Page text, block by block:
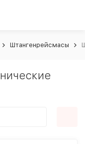
Штангенрейсмасы